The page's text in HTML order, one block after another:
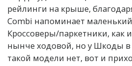
рейлинги на крыше,
Combi напоминает
Кроссоверы/паркетники, как
нынче ходовой, но у Шкоды в
такой модели нет, вот и